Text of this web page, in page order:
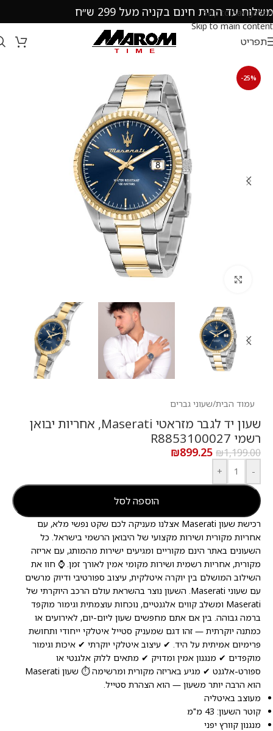
Skip to navigation
Skip to main content
משלוח עד הבית חינם בקניה מעל 299 ש״ח
תפריט
עמוד הבית/שעוני גברים
שעון יד לגבר מזראטי Maserati, אחריות יבואן
רשמי R8853100027
₪1,199.00
₪899.25
-
+
הוספה לסל
רכישת שעון Maserati אצלנו מעניקה לכם שקט נפשי מלא, עם
אחריות מקורית ושירות מקצועי של היבואן הרשמי בישראל. כל
השעונים באתר הינם מקוריים ומגיעים ישירות מהמותג, עם אריזה
מקורית, אחריות רשמית ושירות מקומי אמין לאורך זמן. ⌚ חוו את
השילוב המושלם בין יוקרה איטלקית, עיצוב ספורטיבי ודיוק מרשים
עם שעוני Maserati. השעון נוצר בהשראת עולם הרכב היוקרתי של
Maserati ומשלב קווים אלגנטיים, נוכחות עוצמתית וגימור מוקפד
ברמה גבוהה. בין אם אתם מחפשים שעון ליום-יום, לאירועים או
כמתנה יוקרתית — זהו דגם שמעניק סטייל איטלקי ייחודי ותחושת
פרימיום אמיתית על היד. ✔ עיצוב איטלקי יוקרתי ✔ איכות וגימור
מוקפדים ✔ מנגנון אמין ומדויק ✔ מתאים ללוק אלגנטי או
ספורט-אלגנט ✔ מגיע באריזה מקורית ומרשימה ⏱️ שעון Maserati
הוא הרבה יותר משעון — הוא הצהרת סטייל.
מעוצב באיטליה
קוטר השעון: 43 מ"מ
מנגנון קוורץ יפני
-25%